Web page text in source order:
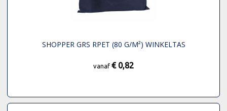
SHOPPER GRS RPET (80 G/M²) WINKELTAS
vanaf € 0,82